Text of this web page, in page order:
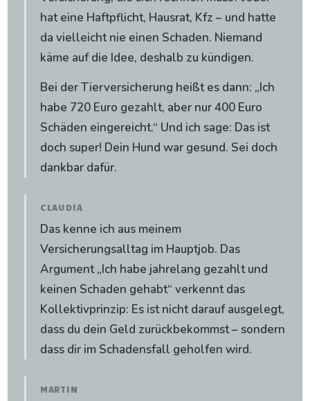
hat eine Haftpflicht, Hausrat, Kfz – und hatte
da vielleicht nie einen Schaden. Niemand
käme auf die Idee, deshalb zu kündigen.
Bei der Tierversicherung heißt es dann: „Ich
habe 720 Euro gezahlt, aber nur 400 Euro
Schäden eingereicht.“ Und ich sage: Das ist
doch super! Dein Hund war gesund. Sei doch
dankbar dafür.
CLAUDIA
Das kenne ich aus meinem
Versicherungsalltag im Hauptjob. Das
Argument „Ich habe jahrelang gezahlt und
keinen Schaden gehabt“ verkennt das
Kollektivprinzip: Es ist nicht darauf ausgelegt,
dass du dein Geld zurückbekommst – sondern
dass dir im Schadensfall geholfen wird.
MARTIN